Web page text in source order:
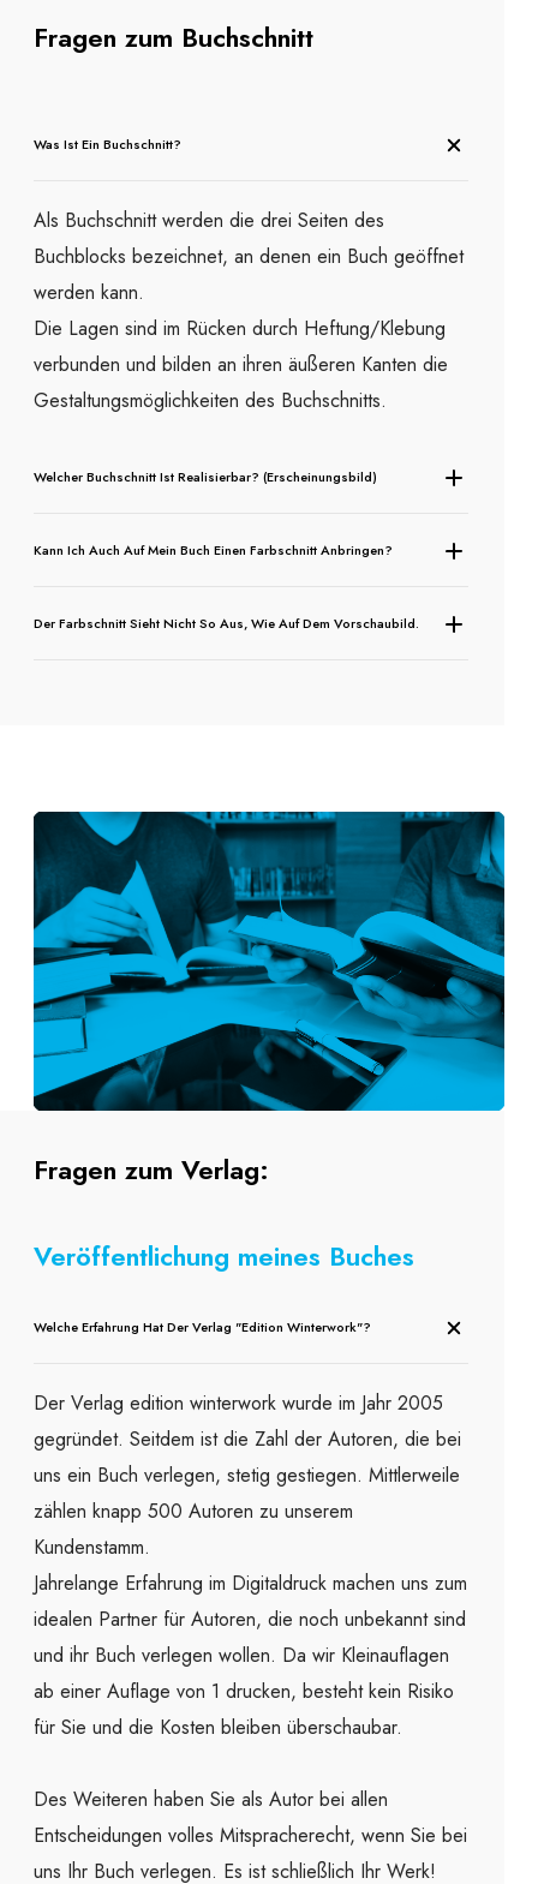
Fragen zum Buchschnitt
Was Ist Ein Buchschnitt?
Als Buchschnitt werden die drei Seiten des
Buchblocks bezeichnet, an denen ein Buch geöffnet
werden kann.
Die Lagen sind im Rücken durch Heftung/Klebung
verbunden und bilden an ihren äußeren Kanten die
Gestaltungsmöglichkeiten des Buchschnitts.
Welcher Buchschnitt Ist Realisierbar? (Erscheinungsbild)
Kann Ich Auch Auf Mein Buch Einen Farbschnitt Anbringen?
Der Farbschnitt Sieht Nicht So Aus, Wie Auf Dem Vorschaubild.
Fragen zum Verlag:
Veröffentlichung meines Buches
Welche Erfahrung Hat Der Verlag "edition Winterwork"?
Der Verlag edition winterwork wurde im Jahr 2005
gegründet. Seitdem ist die Zahl der Autoren, die bei
uns ein Buch verlegen, stetig gestiegen. Mittlerweile
zählen knapp 500 Autoren zu unserem
Kundenstamm.
Jahrelange Erfahrung im Digitaldruck machen uns zum
idealen Partner für Autoren, die noch unbekannt sind
und ihr Buch verlegen wollen. Da wir Kleinauflagen
ab einer Auflage von 1 drucken, besteht kein Risiko
für Sie und die Kosten bleiben überschaubar.
Des Weiteren haben Sie als Autor bei allen
Entscheidungen volles Mitspracherecht, wenn Sie bei
uns Ihr Buch verlegen. Es ist schließlich Ihr Werk!